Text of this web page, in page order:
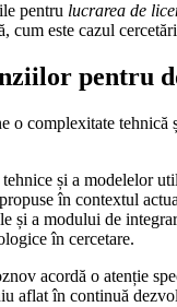
pentru lucrarea de
cum este cazul
pentru
o complexitate
și a modelelor
în contextul
și a modului de
în cercetare.
acordă o atenție
aflat în continuă